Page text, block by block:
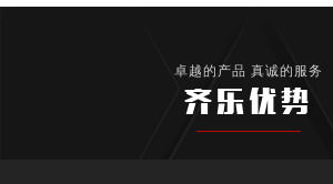
卓越的产品 真诚的服务
齐乐优势